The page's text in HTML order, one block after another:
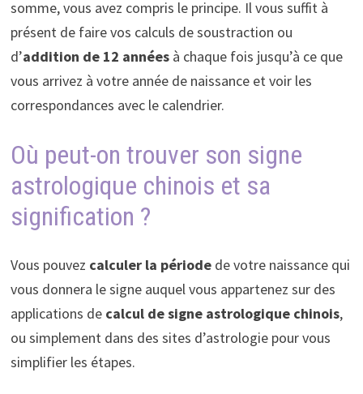
somme, vous avez compris le principe. Il vous suffit à
présent de faire vos calculs de soustraction ou
d’addition de 12 annéesà chaque fois jusqu’à ce que
vous arrivez à votre année de naissance et voir les
correspondances avec le calendrier.
Où peut-on trouver son signe
astrologique chinois et sa
signification ?
Vous pouvez calculer la période de votre naissance qui
vous donnera le signe auquel vous appartenez sur des
applications de calcul de signe astrologique chinois,
ou simplement dans des sites d’astrologie pour vous
simplifier les étapes.